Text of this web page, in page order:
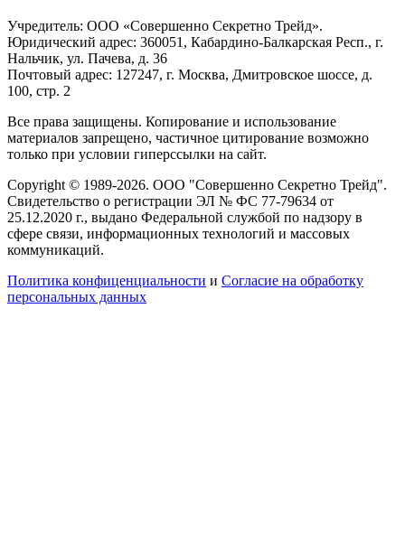
Учредитель: ООО «Совершенно Секретно Трейд».
Юридический адрес: 360051, Кабардино-Балкарская Респ., г.
Нальчик, ул. Пачева, д. 36
Почтовый адрес: 127247, г. Москва, Дмитровское шоссе, д.
100, стр. 2
Все права защищены. Копирование и использование
материалов запрещено, частичное цитирование возможно
только при условии гиперссылки на сайт.
Copyright © 1989-2026. ООО "Совершенно Секретно Трейд".
Свидетельство о регистрации ЭЛ № ФС 77-79634 от
25.12.2020 г., выдано Федеральной службой по надзору в
сфере связи, информационных технологий и массовых
коммуникаций.
Политика конфиценциальности и Согласие на обработку
персональных данных